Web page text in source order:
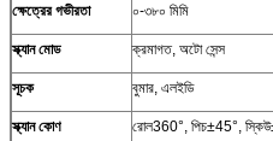
ক্ষেত্রের গভীরতা ০-৩৮০ মিমি
স্ক্যান মোড ক্রমাগত, অটো সেন্স
সূচক বুমার, এলইডি
স্ক্যান কোণ রোল360°, পিচ±45°,